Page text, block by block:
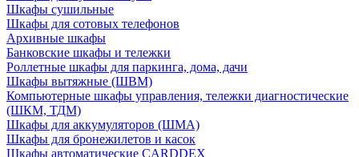
Шкафы сушильные
Шкафы для сотовых телефонов
Архивные шкафы
Банковские шкафы и тележки
Роллетные шкафы для паркинга, дома, дачи
Шкафы вытяжные (ШВМ)
Компьютерные шкафы управления, тележки диагностические
(ШКМ, ТДМ)
Шкафы для аккумуляторов (ШМА)
Шкафы для бронежилетов и касок
Шкафы автоматические CARDDEX